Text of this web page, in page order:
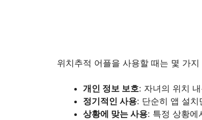
위치추적 어플을 사용할 때는 몇 가
개인 정보 보호: 자녀의 위치
정기적인 사용: 단순히 앱 설
상황에 맞는 사용: 특정 상황에